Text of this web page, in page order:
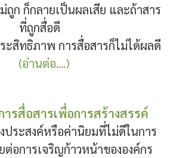
ถูก ก็กลายเป็นผลเสีย และถ้าสาร
ที่ถูกสื่อดี
ะสิทธิภาพ การสื่อสารก็ไม่ได้ผลดี
(อ่านต่อ....)
รสื่อสารเพื่อการสร้างสรรค์
ระสงค์หรือค่านิยมที่ไม่ดีในการ
อการเจริญก้าวหน้าขององค์กร